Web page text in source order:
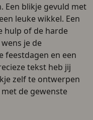
Een blikje gevuld met
leuke wikkel. Een
hulp of de harde
je de
feestdagen en een
tekst heb jij
zelf te ontwerpen
de gewenste